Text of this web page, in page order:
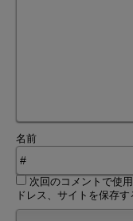
名前
次回のコメントで使
ドレス、サイトを保存す